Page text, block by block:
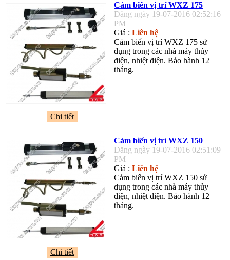
Cảm biến vị trí WXZ 175
Đăng ngày 19-07-2016 02:52:16
PM
Giá : Liên hệ
Cảm biến vị trí WXZ 175 sử
dụng trong các nhà máy thủy
điện, nhiệt điện. Bảo hành 12
tháng.
Chi tiết
Cảm biến vị trí WXZ 150
Đăng ngày 19-07-2016 02:51:09
PM
Giá : Liên hệ
Cảm biến vị trí WXZ 150 sử
dụng trong các nhà máy thủy
điện, nhiệt điện. Bảo hành 12
tháng.
Chi tiết